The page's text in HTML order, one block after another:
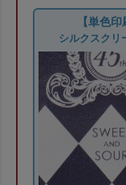
【単色印
シルクスクリ